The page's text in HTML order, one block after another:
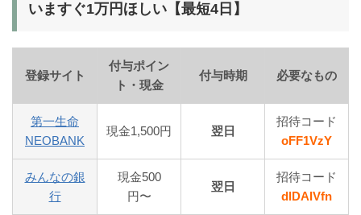
いますぐ1万円ほしい【最短4日】
登録サイト
付与ポイン
ト・現金
付与時期 必要なもの
第一生命
NEOBANK
現金1,500円 翌日
招待コード
oFF1VzY
みんなの銀
行
現金500
円〜
翌日
招待コード
dlDAIVfn